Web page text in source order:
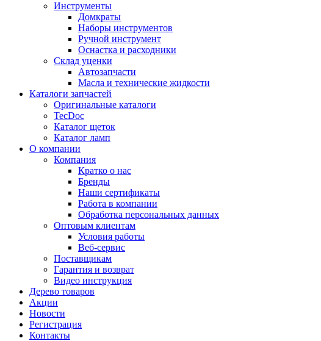
Инструменты
Домкраты
Наборы инструментов
Ручной инструмент
Оснастка и расходники
Склад уценки
Автозапчасти
Масла и технические жидкости
Каталоги запчастей
Оригинальные каталоги
TecDoc
Каталог щеток
Каталог ламп
О компании
Компания
Кратко о нас
Бренды
Наши сертификаты
Работа в компании
Обработка персональных данных
Оптовым клиентам
Условия работы
Веб-сервис
Поставщикам
Гарантия и возврат
Видео инструкция
Дерево товаров
Акции
Новости
Регистрация
Контакты